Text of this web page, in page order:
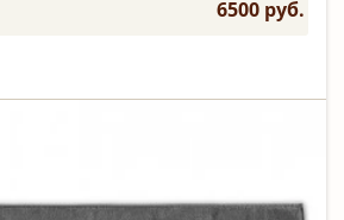
6500 руб.